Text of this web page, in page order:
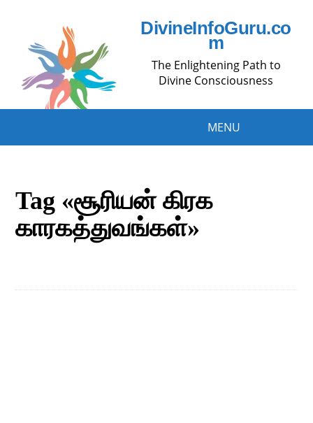
DivineInfoGuru.co
m
The Enlightening Path to
Divine Consciousness
MENU
Tag «சூரியன் கிரக
காரகத்துவங்கள்»